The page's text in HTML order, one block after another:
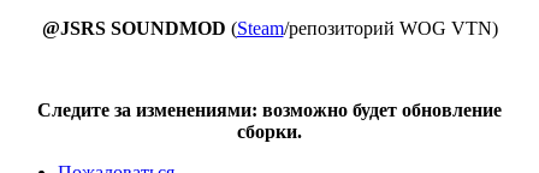
@JSRS SOUNDMOD (Steam/репозиторий WOG VTN)
Следите за изменениями: возможно будет обновление
сборки.